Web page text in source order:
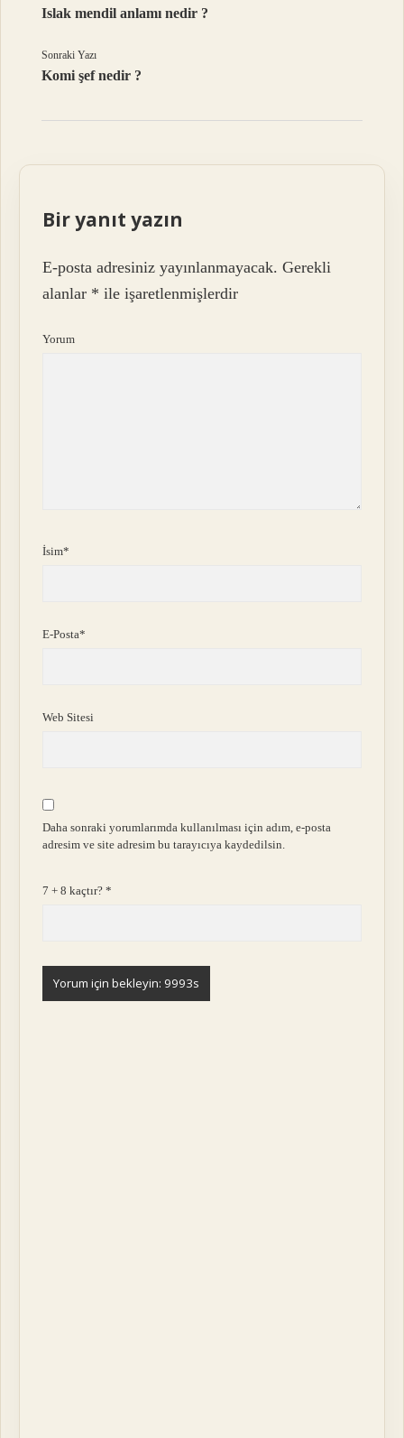
Islak mendil anlamı nedir ?
Sonraki Yazı
Komi şef nedir ?
Bir yanıt yazın
E-posta adresiniz yayınlanmayacak. Gerekli
alanlar * ile işaretlenmişlerdir
Yorum
İsim*
E-Posta*
Web Sitesi
Daha sonraki yorumlarımda kullanılması için adım, e-posta
adresim ve site adresim bu tarayıcıya kaydedilsin.
7 + 8 kaçtır?*